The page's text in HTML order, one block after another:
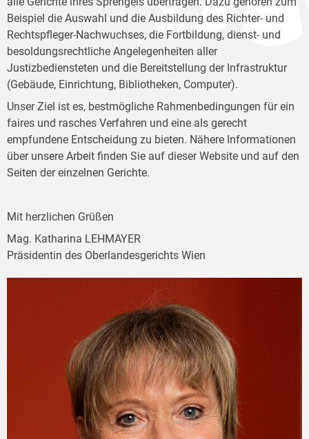
Beispiel die Auswahl und die Ausbildung des Richter- und
Rechtspfleger-Nachwuchses, die Fortbildung, dienst- und
besoldungsrechtliche Angelegenheiten aller
Justizbediensteten und die Bereitstellung der Infrastruktur
(Gebäude, Einrichtung, Bibliotheken, Computer).
Unser Ziel ist es, bestmögliche Rahmenbedingungen für ein
faires und rasches Verfahren und eine als gerecht
empfundene Entscheidung zu bieten. Nähere Informationen
über unsere Arbeit finden Sie auf dieser Website und auf den
Seiten der einzelnen Gerichte.
Mit herzlichen Grüßen
Mag. Katharina LEHMAYER
Präsidentin des Oberlandesgerichts Wien